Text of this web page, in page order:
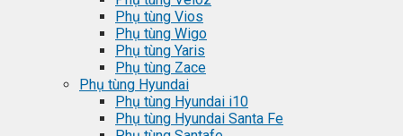
Phụ tùng Vios
Phụ tùng Wigo
Phụ tùng Yaris
Phụ tùng Zace
Phụ tùng Hyundai
Phụ tùng Hyundai i10
Phụ tùng Hyundai Santa Fe